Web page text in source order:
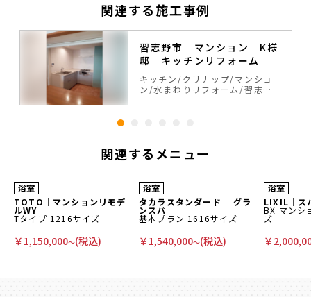
関連する施工事例
習志野市 マンション K様
邸 キッチンリフォーム
キッチン クリナップ マンショ
ン 水まわりリフォーム 習志野
関連するメニュー
商品代50%OFF
浴室
TOTO｜マンションリモデ
ルWY
Tタイプ 1216サイズ
￥ 1,150,000〜(税込)
商品代10％OFF
浴室
タカラスタンダード｜ グラ
ンスパ
基本プラン 1616サイズ
￥ 1,540,000〜(税込)
商品代30％
浴室
LIXIL｜ス
BX マンシ
ズ
￥